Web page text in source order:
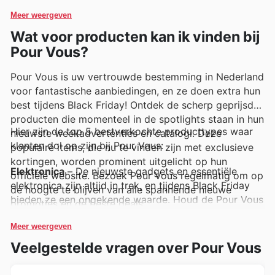
worden belicht.
Meer weergeven
Wat voor producten kan ik vinden bij
Pour Vous?
Pour Vous is uw vertrouwde bestemming in Nederland
voor fantastische aanbiedingen, en ze doen extra hun
best tijdens Black Friday! Ontdek de scherp geprijsde
producten die momenteel in de spotlights staan in hun
nieuwste weekadvertenties en catalogi. Deze
populaire items, die nu te vinden zijn met exclusieve
kortingen, worden prominent uitgelicht op hun
officiële website. Bezoek Pour Vous regelmatig om op
de hoogte te blijven van alle spannende nieuwe
promoties en de beste deals.
Hier zijn de top 5 bestverkochte producttypes waar
klanten dol op zijn bij Pour Vous:
Elektronica– De nieuwste gadgets en essentiële
elektronica zijn altijd in trek, en tijdens Black Friday
bieden ze een ongekende waarde. Houd de Pour Vous
begeerde elektronica, perfect voor vroegtijdige
kerstinkopen of om uzelf te trakteren. Deze populaire
items zijn een gegarandeerd succes bij Pour Vous
Meer weergeven
Veelgestelde vragen over Pour Vous